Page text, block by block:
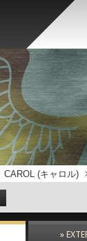
CAROL (キャロル)
»